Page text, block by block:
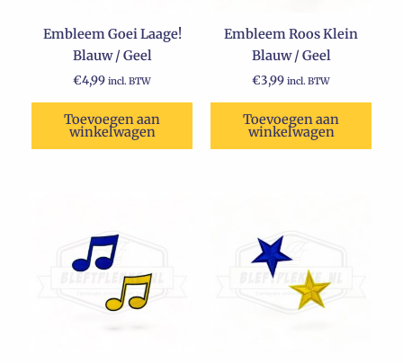
Embleem Goei Laage!
Blauw / Geel
€4,99 incl. BTW
Toevoegen aan
winkelwagen
Embleem Roos Klein
Blauw / Geel
€3,99 incl. BTW
Toevoegen aan
winkelwagen